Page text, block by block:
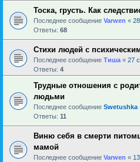
Тоска, грусть. Как
Последнее сообщение Varwen «
Ответы: 68
Стихи людей с
Последнее сообщение Тиша « 27
Ответы: 4
Трудные отношения с
людьми
Последнее сообщение Swetushka
Ответы: 11
Виню себя в смерти
мамой
Последнее сообщение Varwen «